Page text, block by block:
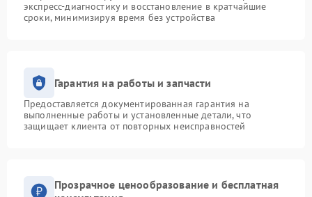
экспресс-диагностику и восстановление в кратчайшие
сроки, минимизируя время без устройства
Гарантия на работы и запчасти
Предоставляется документированная гарантия на
выполненные работы и установленные детали, что
защищает клиента от повторных неисправностей
Прозрачное ценообразование и бесплатная